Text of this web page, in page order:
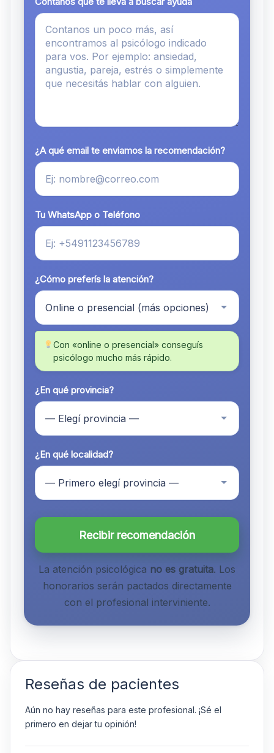
¿A qué email te enviamos la recomendación?
Tu WhatsApp o Teléfono
¿Cómo preferís la atención?
Con «online o presencial» conseguís
psicólogo mucho más rápido.
¿En qué provincia?
¿En qué localidad?
Recibir recomendación
La atención psicológica no es gratuita. Los
honorarios serán pactados directamente
con el profesional interviniente.
Reseñas de pacientes
Aún no hay reseñas para este profesional. ¡Sé el
primero en dejar tu opinión!